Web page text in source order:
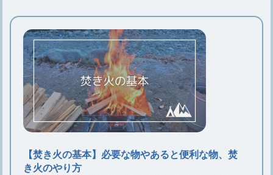
焚き火をするなら知っておこう！正し
い火の消し方とダメな消し方
【焚き火の基本】必要な物やあると便
【焚き火の基本】必要な物やあると便利な物、焚
き火のやり方